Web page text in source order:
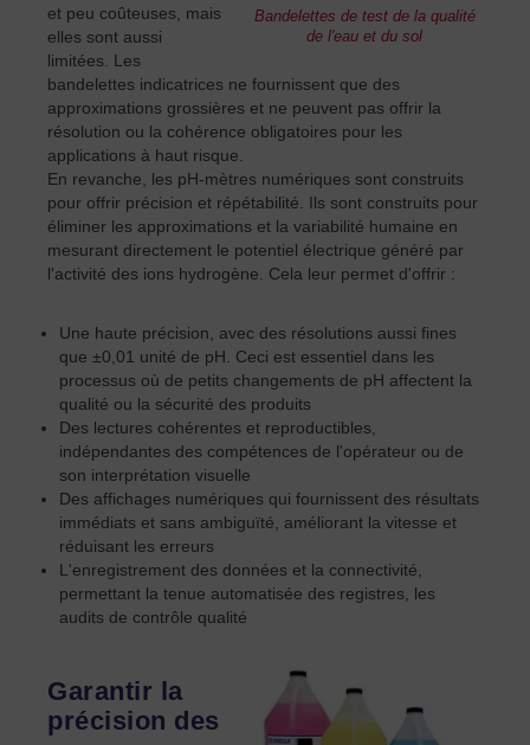
Bandelettes de test de la qualité
de l'eau et du sol
et peu coûteuses, mais
elles sont aussi
limitées. Les
bandelettes indicatrices ne fournissent que des
approximations grossières et ne peuvent pas offrir la
résolution ou la cohérence obligatoires pour les
applications à haut risque.
En revanche, les pH-mètres numériques sont construits
pour offrir précision et répétabilité. Ils sont construits pour
éliminer les approximations et la variabilité humaine en
mesurant directement le potentiel électrique généré par
l'activité des ions hydrogène. Cela leur permet d'offrir :
Une haute précision, avec des résolutions aussi fines
que ±0,01 unité de pH. Ceci est essentiel dans les
processus où de petits changements de pH affectent la
qualité ou la sécurité des produits
Des lectures cohérentes et reproductibles,
indépendantes des compétences de l'opérateur ou de
son interprétation visuelle
Des affichages numériques qui fournissent des résultats
immédiats et sans ambiguïté, améliorant la vitesse et
réduisant les erreurs
L'enregistrement des données et la connectivité,
permettant la tenue automatisée des registres, les
audits de contrôle qualité
Garantir la
précision des